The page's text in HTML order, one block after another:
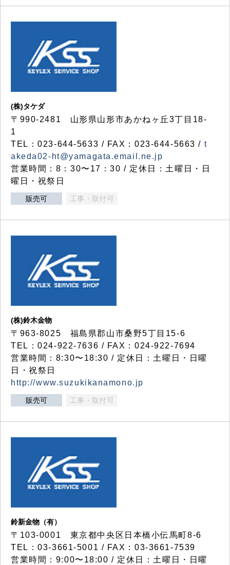
(株)タケダ
〒990-2481 山形県山形市あかねヶ丘3丁目18-
1
TEL：023-644-5633 / FAX：023-644-5663 / t
akeda02-ht@yamagata.email.ne.jp
営業時間：8：30〜17：30 / 定休日：土曜日・日
曜日・祝祭日
販売可 工事・取付可
(株)鈴木金物
〒963-8025 福島県郡山市桑野5丁目15-6
TEL：024-922-7636 / FAX：024-922-7694
営業時間：8:30〜18:30 / 定休日：土曜日・日曜
日・祝祭日
http://www.suzukikanamono.jp
販売可 工事・取付可
鈴新金物（有）
〒103-0001 東京都中央区日本橋小伝馬町8-6
TEL：03-3661-5001 / FAX：03-3661-7539
営業時間：9:00〜18:00 / 定休日：土曜日・日曜